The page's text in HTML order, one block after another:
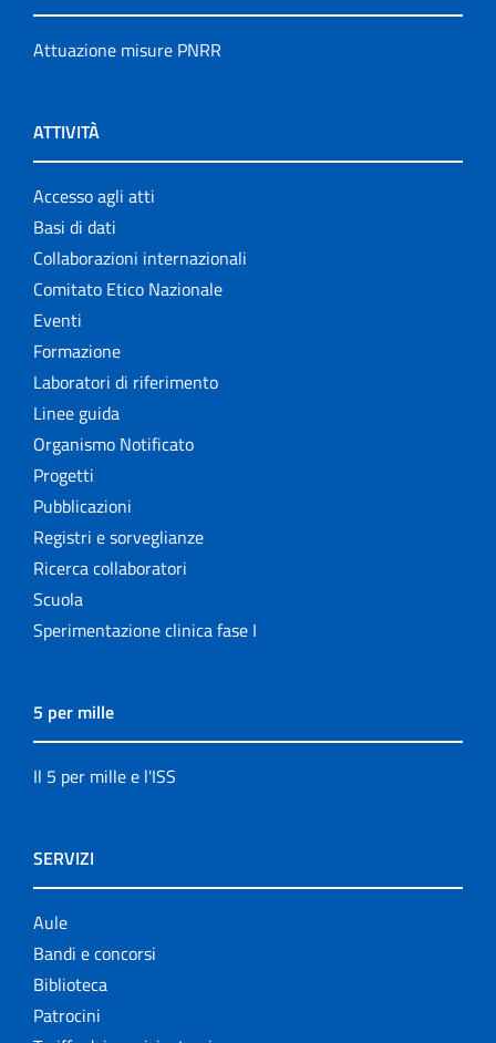
Attuazione misure PNRR
ATTIVITÀ
Accesso agli atti
Basi di dati
Collaborazioni internazionali
Comitato Etico Nazionale
Eventi
Formazione
Laboratori di riferimento
Linee guida
Organismo Notificato
Progetti
Pubblicazioni
Registri e sorveglianze
Ricerca collaboratori
Scuola
Sperimentazione clinica fase I
5 per mille
Il 5 per mille e l'ISS
SERVIZI
Aule
Bandi e concorsi
Biblioteca
Patrocini